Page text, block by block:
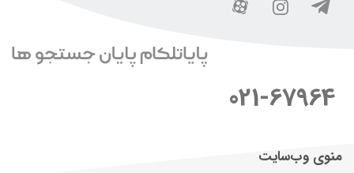
021-67964
منوی وب‌سایت